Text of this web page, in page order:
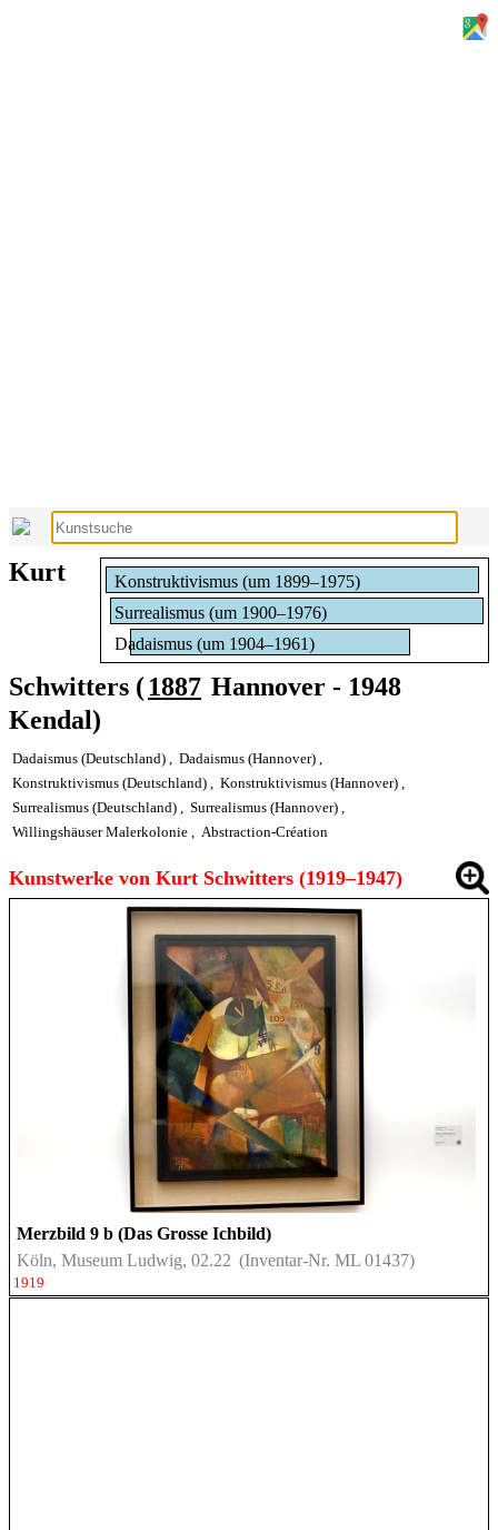
Konstruktivismus (um 1899–1975)
Surrealismus (um 1900–1976)
Dadaismus (um 1904–1961)
Kurt
Schwitters (1887 Hannover - 1948
Kendal)
Dadaismus (Deutschland) , Dadaismus (Hannover) ,
Konstruktivismus (Deutschland) , Konstruktivismus (Hannover) ,
Surrealismus (Deutschland) , Surrealismus (Hannover) ,
Willingshäuser Malerkolonie , Abstraction-Création
Kunstwerke von Kurt Schwitters (1919–1947)
Merzbild 9 b (Das Grosse Ichbild)
Köln, Museum Ludwig, 02.22 (Inventar-Nr. ML 01437)
1919